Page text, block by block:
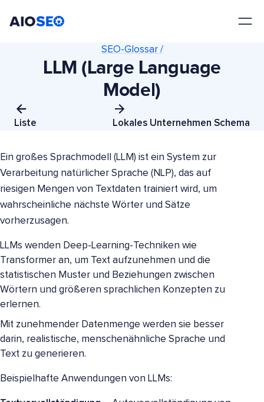
Liste
SEO-Glossar /
LLM (Large Language
Model)
Lokales Unternehmen Schema
Ein großes Sprachmodell (LLM) ist ein System zur
Verarbeitung natürlicher Sprache (NLP), das auf
riesigen Mengen von Textdaten trainiert wird, um
wahrscheinliche nächste Wörter und Sätze
vorherzusagen.
LLMs wenden Deep-Learning-Techniken wie
Transformer an, um Text aufzunehmen und die
statistischen Muster und Beziehungen zwischen
Wörtern und größeren sprachlichen Konzepten zu
erlernen.
Mit zunehmender Datenmenge werden sie besser
darin, realistische, menschenähnliche Sprache und
Text zu generieren.
Beispielhafte Anwendungen von LLMs: